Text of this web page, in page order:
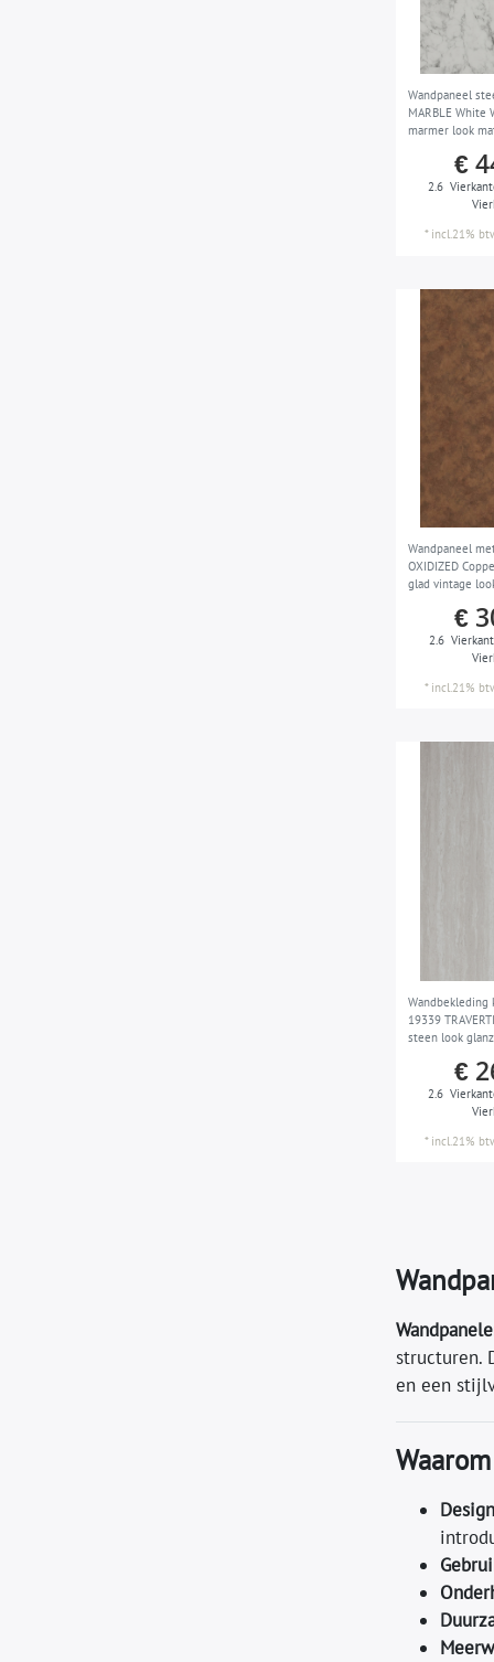
Wandpaneel
MARBLE White
marmer look
€
2.6
* incl.21%
Wandpaneel
OXIDIZED
glad vintage
€
2.6
* incl.21%
Wandbekleding
19339
steen look
€
2.6
* incl.21%
structuren.
en een